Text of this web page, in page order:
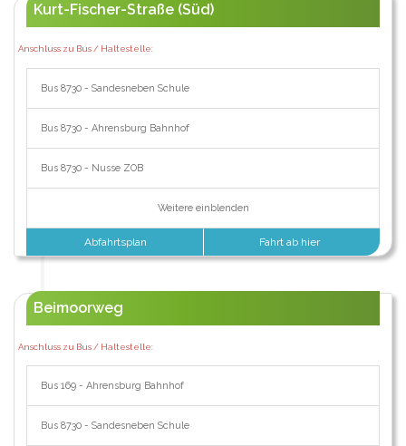
Kurt-Fischer-Straße (Süd)
Anschluss zu Bus / Haltestelle:
Bus 8730 - Sandesneben Schule
Bus 8730 - Ahrensburg Bahnhof
Bus 8730 - Nusse ZOB
Weitere einblenden
Abfahrtsplan Fahrt ab hier
Beimoorweg
Anschluss zu Bus / Haltestelle:
Bus 169 - Ahrensburg Bahnhof
Bus 8730 - Sandesneben Schule